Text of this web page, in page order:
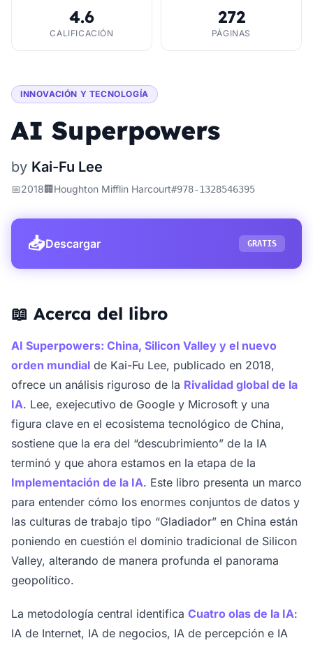
4.6
CALIFICACIÓN
272
PÁGINAS
INNOVACIÓN Y TECNOLOGÍA
AI Superpowers
by Kai-Fu Lee
📅2018🏢Houghton Mifflin Harcourt#978-1328546395
📥Descargar GRATIS
📖 Acerca del libro
AI Superpowers: China, Silicon Valley y el nuevo
orden mundial de Kai-Fu Lee, publicado en 2018,
ofrece un análisis riguroso de la Rivalidad global de la
IA. Lee, exejecutivo de Google y Microsoft y una
figura clave en el ecosistema tecnológico de China,
sostiene que la era del “descubrimiento” de la IA
terminó y que ahora estamos en la etapa de la
Implementación de la IA. Este libro presenta un marco
para entender cómo los enormes conjuntos de datos y
las culturas de trabajo tipo “Gladiador” en China están
poniendo en cuestión el dominio tradicional de Silicon
Valley, alterando de manera profunda el panorama
geopolítico.
La metodología central identifica Cuatro olas de la IA:
IA de Internet, IA de negocios, IA de percepción e IA